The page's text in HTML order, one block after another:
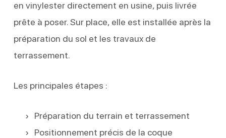
en vinylester directement en usine, puis livrée
prête à poser. Sur place, elle est installée après la
préparation du sol et les travaux de
terrassement.
Les principales étapes :
Préparation du terrain et terrassement
Positionnement précis de la coque